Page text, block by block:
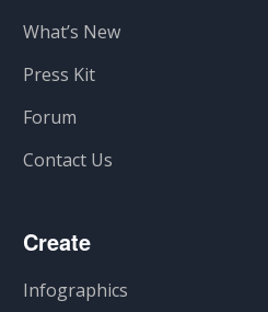
What’s New
Press Kit
Forum
Contact Us
Create
Infographics